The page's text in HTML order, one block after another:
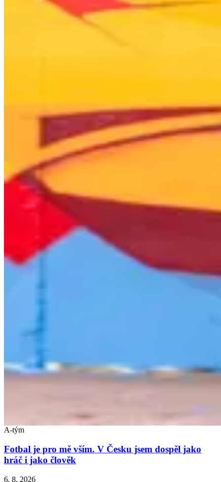
A-tým
Fotbal je pro mě vším. V Česku jsem dospěl jako
hráč i jako člověk
6. 8. 2026